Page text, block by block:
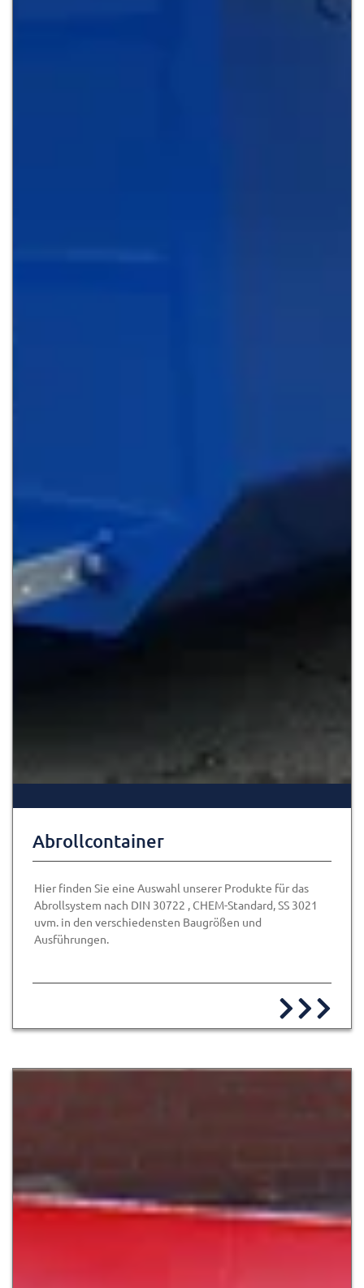
Abrollcontainer
Hier finden Sie eine Auswahl unserer Produkte für das
Abrollsystem nach DIN 30722 , CHEM-Standard, SS 3021
uvm. in den verschiedensten Baugrößen und
Ausführungen.